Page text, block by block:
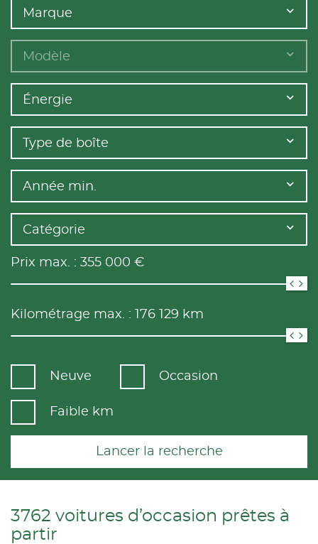
Marque
Modèle
Énergie
Type de boîte
Année min.
Catégorie
Prix max. : 355 000 €
Kilométrage max. : 176 129 km
Neuve Occasion
Faible km
Lancer la recherche
3762 voitures d’occasion prêtes à
partir